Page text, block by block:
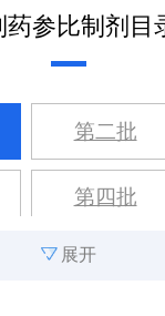
药参比制剂目
第二批
第四批
第六批
展开